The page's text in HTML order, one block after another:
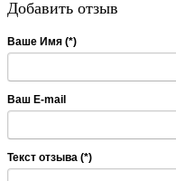
Добавить отзыв
Ваше Имя (*)
Ваш E-mail
Текст отзыва (*)